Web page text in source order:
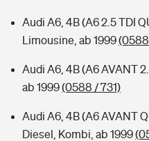
Audi A6, 4B (A6 2.5 TDI
Limousine, ab 1999
Audi A6, 4B (A6 AVANT
ab 1999(0588 / 731)
Audi A6, 4B (A6 AVANT
Diesel, Kombi, ab 1999